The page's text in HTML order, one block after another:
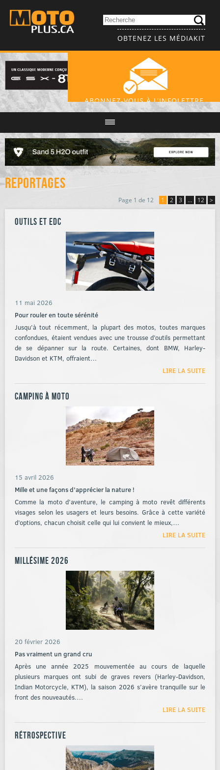
OBTENEZ LES MÉDIAKIT
ABONNEZ-VOUS À L'INFOLETTRE
Reportages
Page 1 de 12 1 2 3 … 12 >
Outils et EDC
11 mai 2026
Pour rouler en toute sérénité
Jusqu’à tout récemment, la plupart des motos, toutes marques
confondues, étaient vendues avec une trousse d’outils permettant
de se dépanner sur la route. Certaines, dont BMW, Harley-
Davidson et KTM, offraient…
LIRE LA SUITE
Camping à moto
15 avril 2026
Mille et une façons d’apprécier la nature !
Comme la moto d’aventure, le camping à moto revêt différents
visages selon les usagers et leurs besoins. Grâce à cette variété
d’options, chacun choisit celle qui lui convient le mieux,…
LIRE LA SUITE
Millésime 2026
20 février 2026
Pas vraiment un grand cru
Après une année 2025 mouvementée au cours de laquelle
plusieurs marques ont subi de graves revers (Harley-Davidson,
Indian Motorcycle, KTM), la saison 2026 s’avère tranquille sur le
front des nouveautés.…
LIRE LA SUITE
Rétrospective